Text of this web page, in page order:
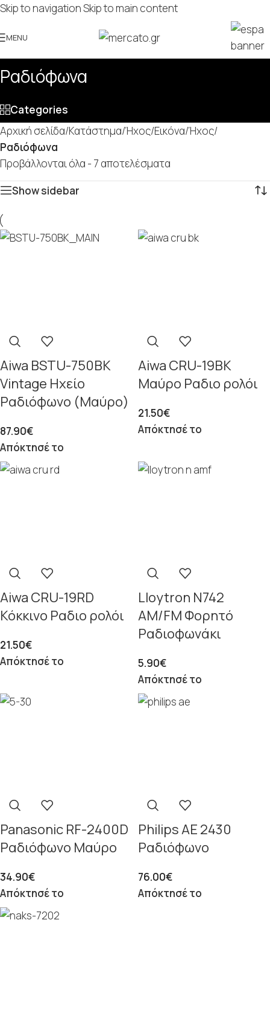
Skip to navigationSkip to main content
MENU
Ραδιόφωνα
Categories
Αρχική σελίδα/Κατάστημα/Ήχος/Εικόνα/Ήχος/
Ραδιόφωνα
Προβάλλονται όλα - 7 αποτελέσματα
Show sidebar
Aiwa BSTU-750BK
Vintage Ηχείο
Ραδιόφωνο (Μαύρο)
87.90€
Απόκτησέ το
Aiwa CRU-19BK
Μαύρο Ραδιο ρολόι
21.50€
Απόκτησέ το
Aiwa CRU-19RD
Κόκκινο Ραδιο ρολόι
21.50€
Απόκτησέ το
Lloytron N742
AM/FM Φορητό
Ραδιοφωνάκι
5.90€
Απόκτησέ το
Panasonic RF-2400D
Ραδιόφωνο Μαύρο
34.90€
Απόκτησέ το
Philips AE 2430
Ραδιόφωνο
76.00€
Απόκτησέ το